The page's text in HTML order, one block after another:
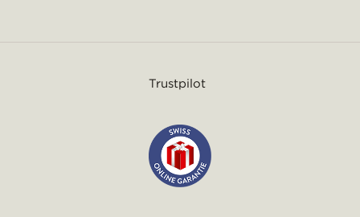
Trustpilot